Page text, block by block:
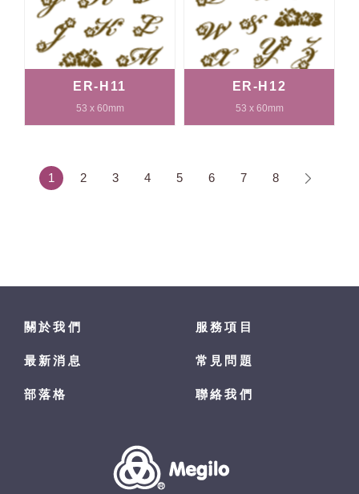
ER-H11
53 x 60mm
ER-H12
53 x 60mm
1 2 3 4 5 6 7 8
關於我們 服務項目
最新消息 常見問題
部落格 聯絡我們